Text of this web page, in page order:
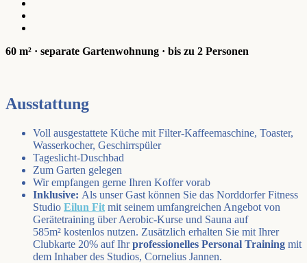
60 m² · separate Gartenwohnung · bis zu 2 Personen
Ausstattung
Voll ausgestattete Küche mit Filter-Kaffeemaschine, Toaster,
Wasserkocher, Geschirrspüler
Tageslicht-Duschbad
Zum Garten gelegen
Wir empfangen gerne Ihren Koffer vorab
Inklusive: Als unser Gast können Sie das Norddorfer Fitness
Studio Eilun Fit mit seinem umfangreichen Angebot von
Gerätetraining über Aerobic-Kurse und Sauna auf
585m² kostenlos nutzen. Zusätzlich erhalten Sie mit Ihrer
Clubkarte 20% auf Ihrprofessionelles Personal Training mit
dem Inhaber des Studios, Cornelius Jannen.